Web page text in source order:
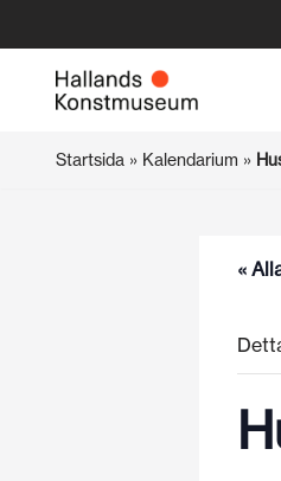
Hoppa
Startsida » Kalendarium »
«